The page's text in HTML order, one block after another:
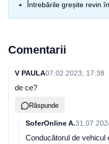
Întrebările greșite revin
Comentarii
V PAULA07.02.2023, 17:38
de ce?
Răspunde
SoferOnline A.
Conducătorul de vehicul